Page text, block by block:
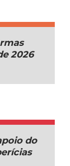
2026
do